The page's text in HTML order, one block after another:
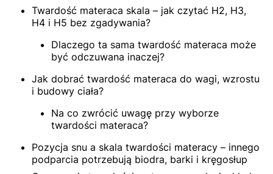
Twardość materaca skala – jak czytać H2, H3,
H4 i H5 bez zgadywania?
Dlaczego ta sama twardość materaca może
być odczuwana inaczej?
Jak dobrać twardość materaca do wagi, wzrostu
i budowy ciała?
Na co zwrócić uwagę przy wyborze
twardości materaca?
Pozycja snu a skala twardości materacy – innego
podparcia potrzebują biodra, barki i kręgosłup